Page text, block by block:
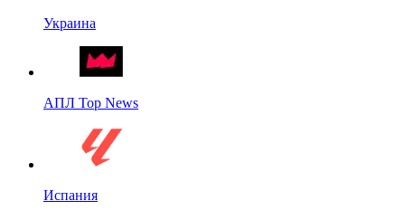
Украина
АПЛ Top News
Испания